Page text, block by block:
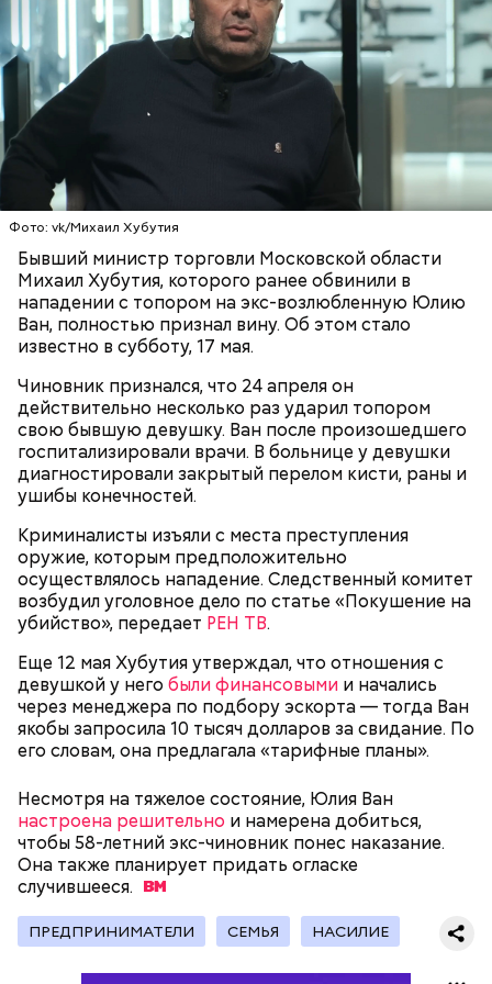
Фото: vk/Михаил Хубутия
Бывший министр торговли Московской области
Михаил Хубутия, которого ранее обвинили в
нападении с топором на экс-возлюбленную Юлию
Ван, полностью признал вину. Об этом стало
известно в субботу, 17 мая.
Чиновник признался, что 24 апреля он
действительно несколько раз ударил топором
свою бывшую девушку. Ван после произошедшего
госпитализировали врачи. В больнице у девушки
диагностировали закрытый перелом кисти, раны и
ушибы конечностей.
Криминалисты изъяли с места преступления
оружие, которым предположительно
осуществлялось нападение. Следственный комитет
возбудил уголовное дело по статье «Покушение на
убийство», передает РЕН ТВ.
Еще 12 мая Хубутия утверждал, что отношения с
девушкой у него были финансовыми и начались
через менеджера по подбору эскорта — тогда Ван
якобы запросила 10 тысяч долларов за свидание. По
его словам, она предлагала «тарифные планы».
Несмотря на тяжелое состояние, Юлия Ван
настроена решительно и намерена добиться,
чтобы 58-летний экс-чиновник понес наказание.
Она также планирует придать огласке
случившееся.
ПРЕДПРИНИМАТЕЛИ СЕМЬЯ НАСИЛИЕ
— Гасанов, являясь индивидуальным
предпринимательскую деятельность в области
продажи и размещения рекламы в социальных
сетях. С целью сокрытия своих доходов часть
денежных средств от спонсоров розыгрышей,
покупателей различных мотивационных курсов и
прогнозов ставок на спорт Гасанов получал на
свои личные лицевые счета как физического лица, а
Родственники обналичивали деньги и возвращали
их Гасанову. А чтобы пользоваться деньгами и не
вызвать подозрений у налоговой, Гасанов либо
распределял их между еще несколькими счетами,
либопокупал на них квартиры
Блогеру грозило до семи лет лишения свободы.
Следующим подопытным стал друг детства
Миссюры Константин. 3 февраля того же года,
когда молодые люди ехали вместе в машине,
подозреваемый угостил приятеля морсом с
этиленгликолем. Через два дня Константин умер в
больнице.
— Мы съездили за витаминами, вернулись обратно,
поднялись домой. У него ухудшилось самочувствие
через сутки... Его увезли в больницу,
реанимировали, и там он скончался, — рассказывал
Миссюра на допросе.
Play
Video
Видео: пресс-служба ГСУ СК по Московской области